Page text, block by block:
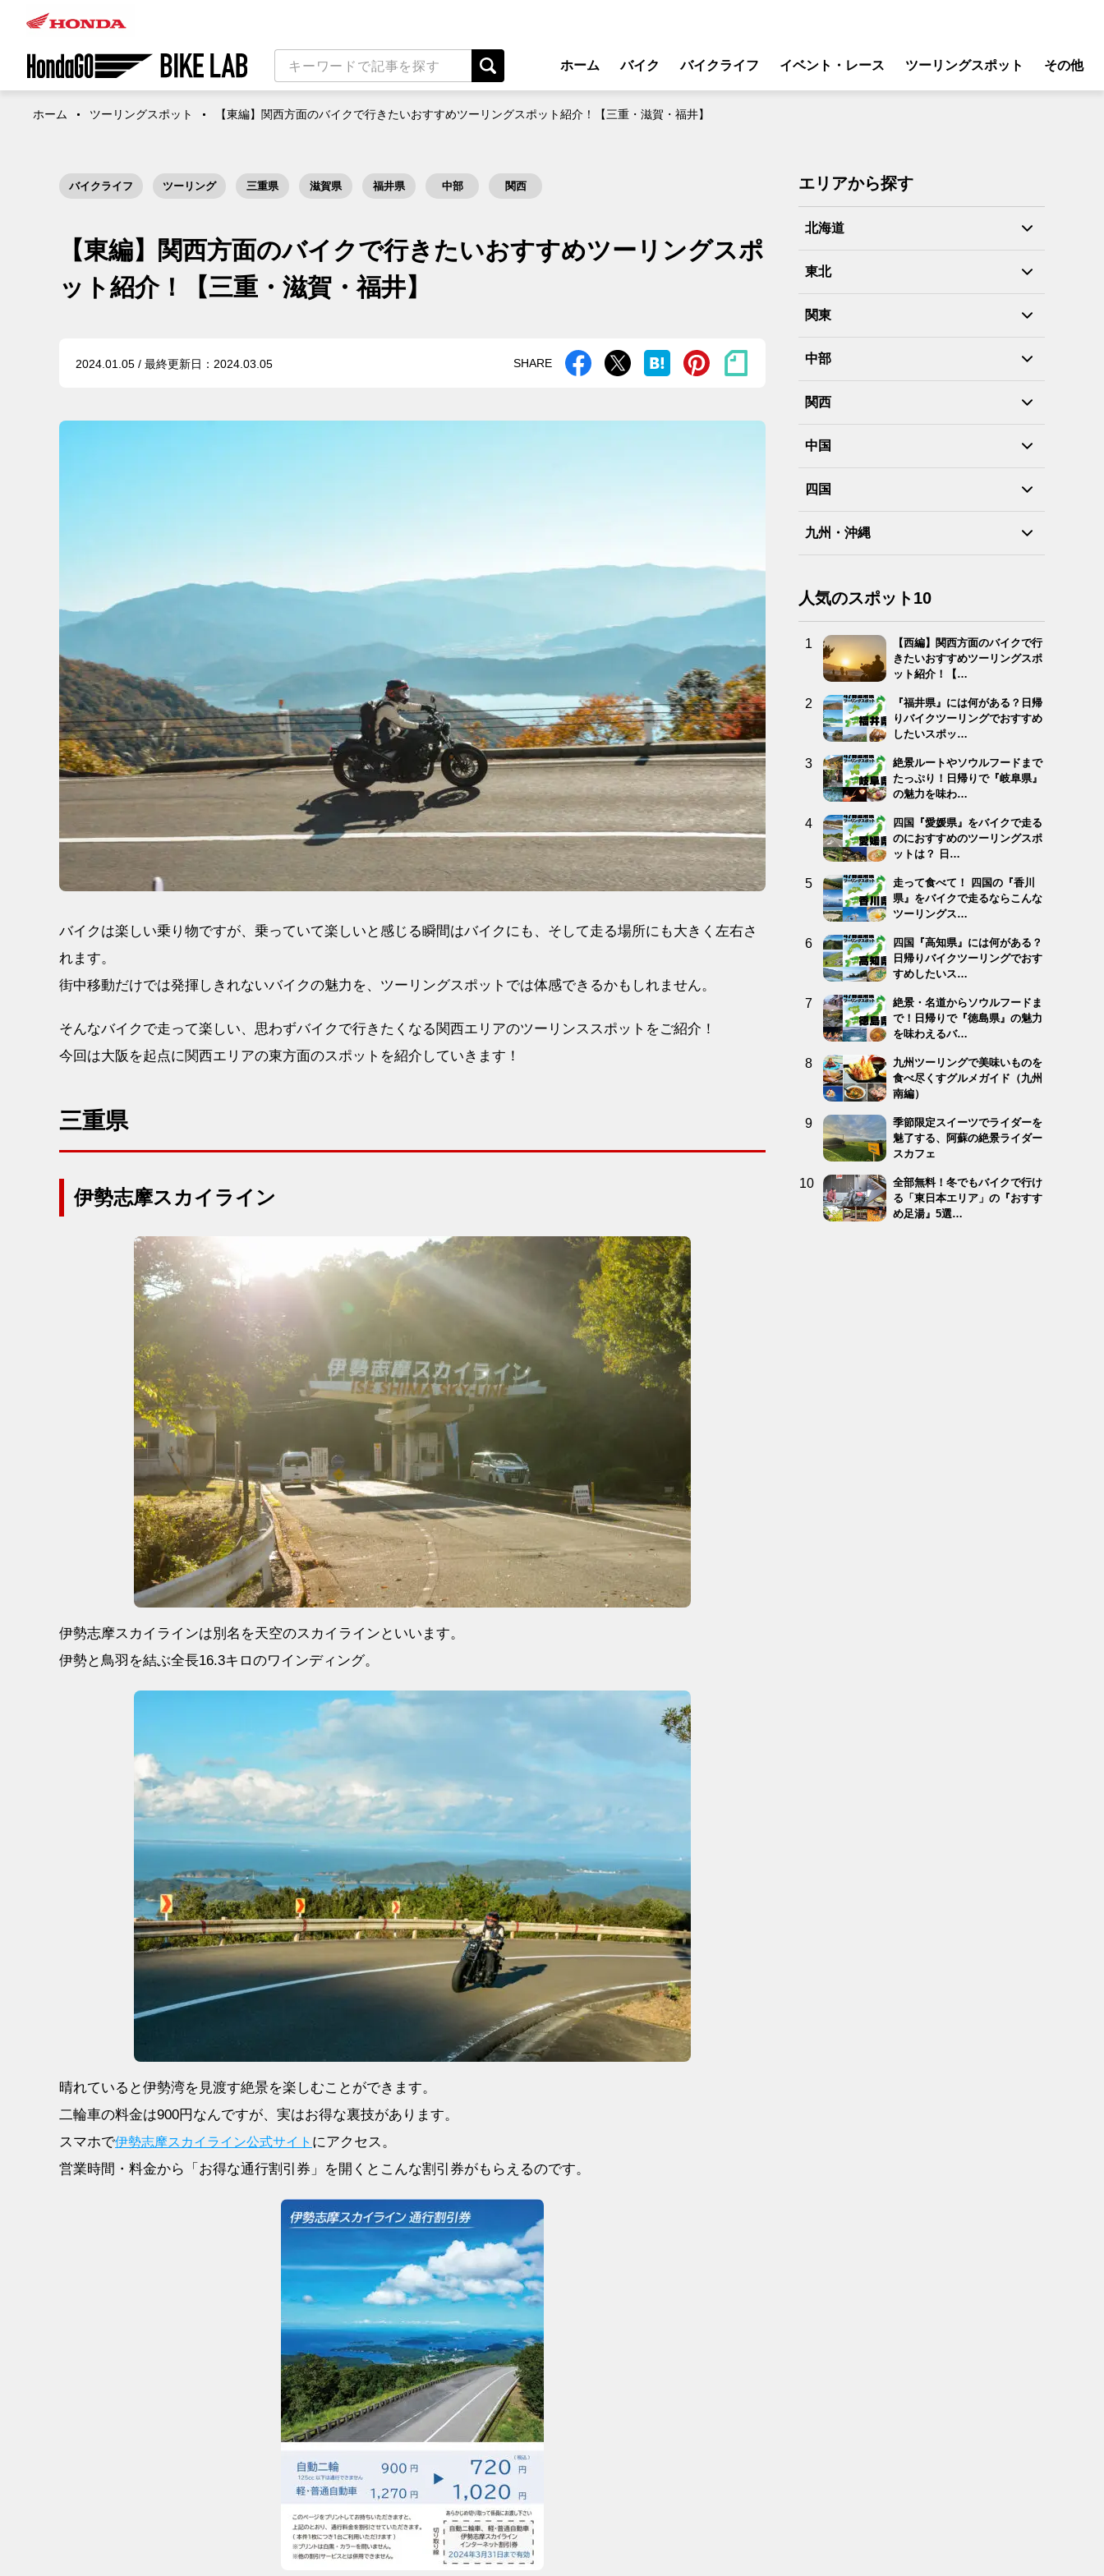
ホーム バイク
ビジネス
バイクライフ
レンタルバイク
イベント・レース ツーリングスポット その他
ホーム ツーリングスポット 【東編】関西方面のバイクで行きたいおすすめツーリングスポット紹介！【三重・滋賀・福井】
バイクライフ ツーリング 三重県 滋賀県 福井県 中部 関西
【東編】関西方面のバイクで行きたいおすすめツーリングスポ
ット紹介！【三重・滋賀・福井】
2024.01.05 / 最終更新日：2024.03.05 SHARE
バイクは楽しい乗り物ですが、乗っていて楽しいと感じる瞬間はバイクにも、そして走る場所にも大きく左右さ
れます。
街中移動だけでは発揮しきれないバイクの魅力を、ツーリングスポットでは体感できるかもしれません。
そんなバイクで走って楽しい、思わずバイクで行きたくなる関西エリアのツーリンススポットをご紹介！
今回は大阪を起点に関西エリアの東方面のスポットを紹介していきます！
三重県
伊勢志摩スカイライン
伊勢志摩スカイラインは別名を天空のスカイラインといいます。
伊勢と鳥羽を結ぶ全長16.3キロのワインディング。
晴れていると伊勢湾を見渡す絶景を楽しむことができます。
二輪車の料金は900円なんですが、実はお得な裏技があります。
スマホで伊勢志摩スカイライン公式サイト にアクセス。
営業時間・料金から「お得な通行割引券」を開くとこんな割引券がもらえるのです。
エリアから探す
北海道
東北
関東
中部
関西
中国
四国
九州・沖縄
人気のスポット10
【西編】関西方面のバイクで行
きたいおすすめツーリングスポ
ット紹介！【…
『福井県』には何がある？日帰
りバイクツーリングでおすすめ
したいスポッ…
絶景ルートやソウルフードまで
たっぷり！日帰りで『岐阜県』
の魅力を味わ…
四国『愛媛県』をバイクで走る
のにおすすめのツーリングスポ
ットは？ 日…
走って食べて！ 四国の『香川
県』をバイクで走るならこんな
ツーリングス…
四国『高知県』には何がある？
日帰りバイクツーリングでおす
すめしたいス…
絶景・名道からソウルフードま
で！日帰りで『徳島県』の魅力
を味わえるバ…
九州ツーリングで美味いものを
食べ尽くすグルメガイド（九州
南編）
季節限定スイーツでライダーを
魅了する、阿蘇の絶景ライダー
スカフェ
全部無料！冬でもバイクで行け
る「東日本エリア」の『おすす
め足湯』5選…